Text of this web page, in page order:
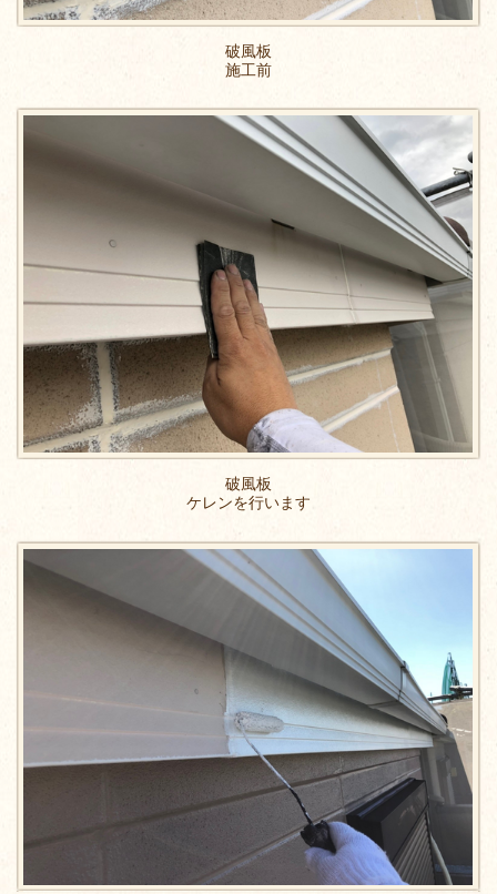
破風板
施工前
破風板
ケレンを行います